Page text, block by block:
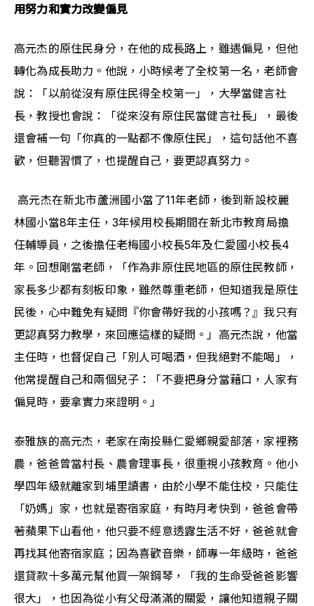
用努力和實力改變偏見
高元杰的原住民身分，在他的成長路上，雖遇偏見，但他
轉化為成長助力。他說，小時候考了全校第一名，老師會
說：「以前從沒有原住民得全校第一」，大學當健言社
長，教授也會說：「從來沒有原住民當健言社長」，最後
還會補一句「你真的一點都不像原住民」，這句話他不喜
歡，但聽習慣了，也提醒自己，要更認真努力。
高元杰在新北市蘆洲國小當了11年老師，後到新設校麗
林國小當8年主任，3年候用校長期間在新北市教育局擔
任輔導員，之後擔任老梅國小校長5年及仁愛國小校長4
年。回想剛當老師，「作為非原住民地區的原住民教師，
家長多少都有刻板印象，雖然尊重老師，但知道我是原住
民後，心中難免有疑問『你會帶好我的小孩嗎？』我只有
更認真努力教學，來回應這樣的疑問。」高元杰說，他當
主任時，也督促自己「別人可喝酒，但我絕對不能喝」，
他常提醒自己和兩個兒子：「不要把身分當藉口，人家有
偏見時，要拿實力來證明。」
泰雅族的高元杰，老家在南投縣仁愛鄉親愛部落，家裡務
農，爸爸曾當村長、農會理事長，很重視小孩教育。他小
學四年級就離家到埔里讀書，由於小學不能住校，只能住
「奶媽」家，也就是寄宿家庭，有時月考快到，爸爸會帶
著蘋果下山看他，他只要不經意透露生活不好，爸爸就會
再找其他寄宿家庭；因為喜歡音樂，師專一年級時，爸爸
還貸款十多萬元幫他買一架鋼琴，「我的生命受爸爸影響
很大」，也因為從小有父母滿滿的關愛，讓他知道親子關